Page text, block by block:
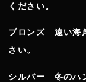
ください。
ブロンズ 遠い海
さい。
シルバー 冬のハ